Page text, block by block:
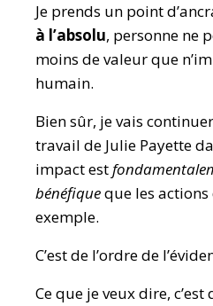
Je prends un point
à l’absolu, personne ne
moins de valeur que
humain.
Bien sûr, je vais
travail de Julie Payette
impact est
bénéfiqueque les
exemple.
C’est de l’ordre de
Ce que je veux dire,